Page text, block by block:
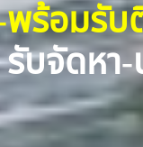
พร้อมรับ
รับจัดหา-